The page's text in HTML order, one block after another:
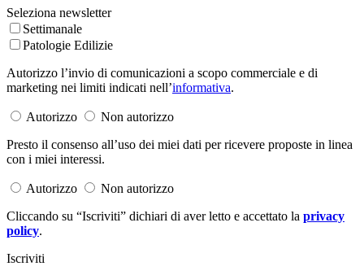
Seleziona newsletter
Settimanale
Patologie Edilizie
Autorizzo l’invio di comunicazioni a scopo commerciale e di
marketing nei limiti indicati nell’informativa.
Autorizzo
Non autorizzo
Presto il consenso all’uso dei miei dati per ricevere proposte in linea
con i miei interessi.
Autorizzo
Non autorizzo
Cliccando su “Iscriviti” dichiari di aver letto e accettato la privacy
policy.
Iscriviti